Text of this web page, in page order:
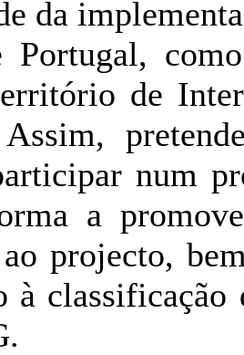
da
Portugal,
de
num
a
projecto,
à